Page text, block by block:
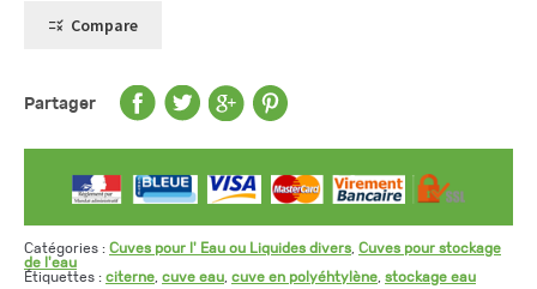
Compare
Partager
Catégories : Cuves pour l' Eau ou Liquides divers Cuves pour stockage
de l'eau
Étiquettes : citerne cuve eau cuve en polyéhtylène stockage eau